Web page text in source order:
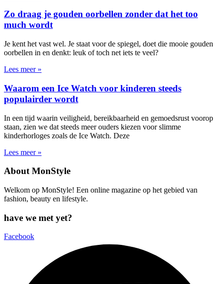
Zo draag je gouden oorbellen zonder dat het too
much wordt
Je kent het vast wel. Je staat voor de spiegel, doet die mooie gouden
oorbellen in en denkt: leuk of toch net iets te veel?
Lees meer »
Waarom een Ice Watch voor kinderen steeds
populairder wordt
In een tijd waarin veiligheid, bereikbaarheid en gemoedsrust voorop
staan, zien we dat steeds meer ouders kiezen voor slimme
kinderhorloges zoals de Ice Watch. Deze
Lees meer »
About MonStyle
Welkom op MonStyle! Een online magazine op het gebied van
fashion, beauty en lifestyle.
have we met yet?
Facebook